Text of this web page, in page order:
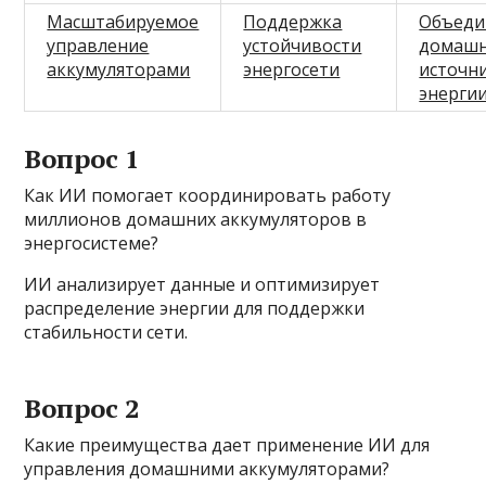
Масштабируемое
управление
аккумуляторами
Поддержка
устойчивости
энергосети
Вопрос 1
Как ИИ помогает координировать работу
миллионов домашних аккумуляторов в
энергосистеме?
ИИ анализирует данные и оптимизирует
распределение энергии для поддержки
стабильности сети.
Вопрос 2
Какие преимущества дает применение ИИ для
управления домашними аккумуляторами?